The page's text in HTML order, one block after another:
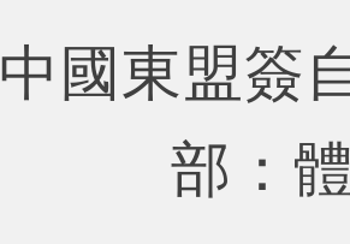
中國東盟簽
部：